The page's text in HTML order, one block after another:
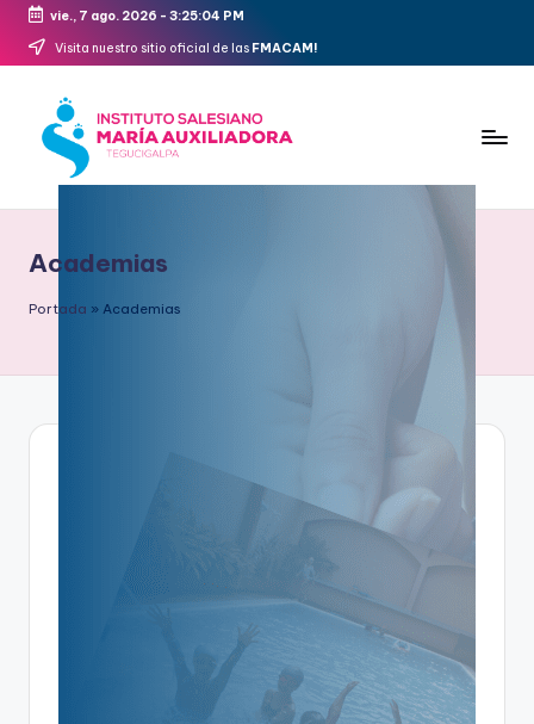
vie., 7 ago. 2026 - 3:25:04 PM
Visita nuestro sitio oficial de las FMACAM!
Academias
Portada » Academias